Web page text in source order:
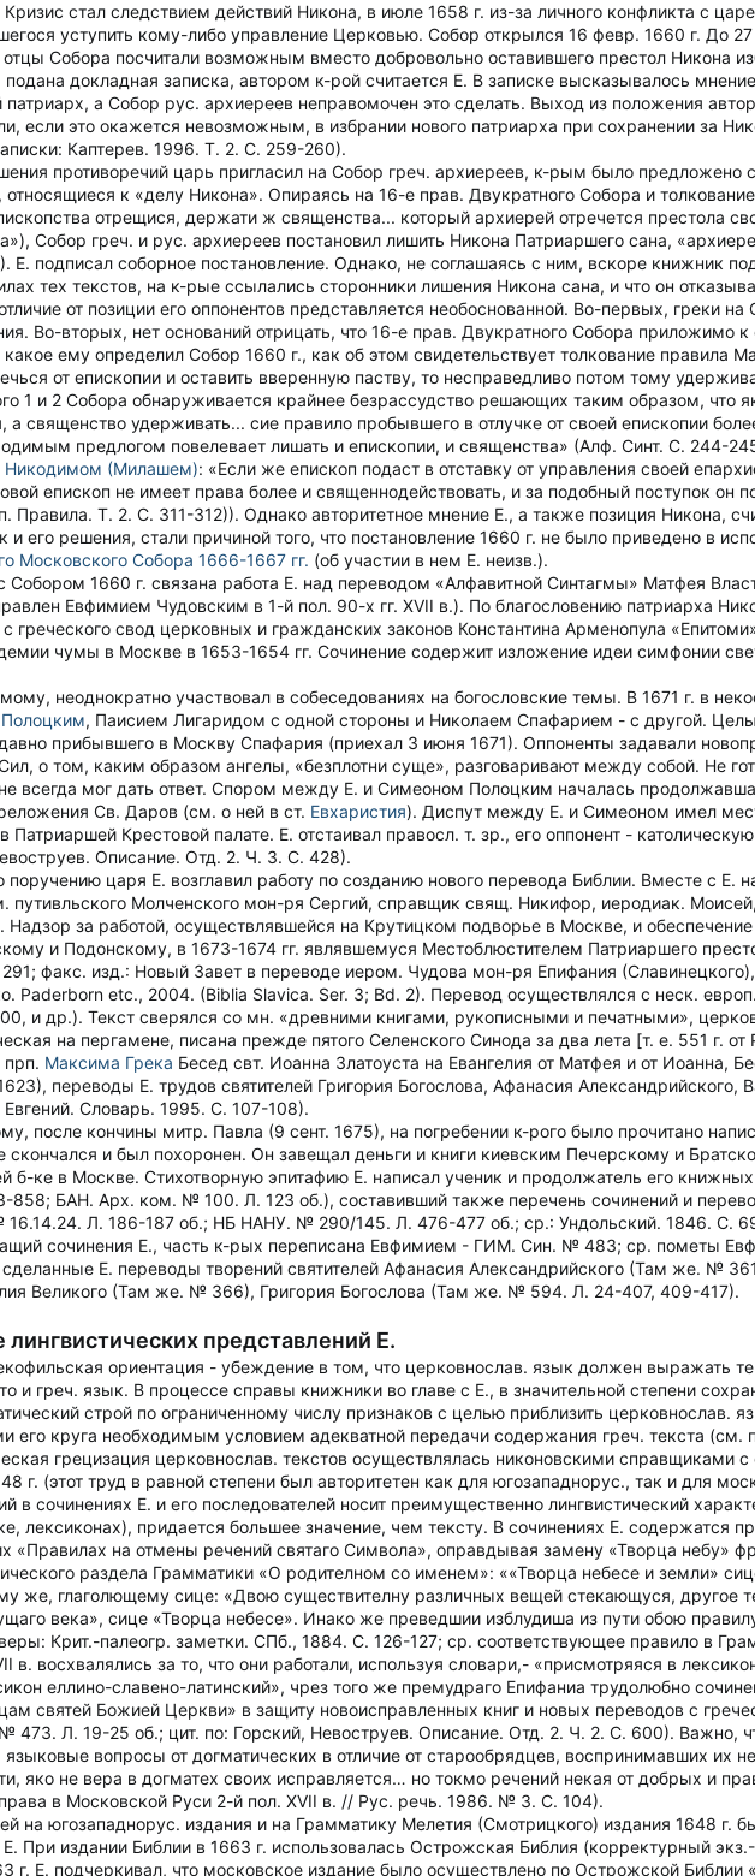
стал следствием действий Никона, в июле 1658 г. из-за личного конфликта с
уступить кому-либо управление Церковью. Собор открылся 16 февр. 1660 г. До
отцы Собора посчитали возможным вместо добровольно оставившего престол Никона
докладная записка, автором к-рой считается Е. В записке высказывалось
патриарх, а Собор рус. архиереев неправомочен это сделать. Выход из положения
если это окажется невозможным, в избрании нового патриарха при сохранении за
Каптерев. 1996. Т. 2. С. 259-260).
противоречий царь пригласил на Собор греч. архиереев, к-рым было предложено
относящиеся к «делу Никона». Опираясь на 16-е прав. Двукратного Собора и толкование
отрещися, держати ж священства... который архиерей отречется престола
Собор греч. и рус. архиереев постановил лишить Никона Патриаршего сана,
Е. подписал соборное постановление. Однако, не соглашаясь с ним, вскоре книжник
тех текстов, на к-рые ссылались сторонники лишения Никона сана, и что он
от позиции его оппонентов представляется необоснованной. Во-первых, греки
Во-вторых, нет оснований отрицать, что 16-е прав. Двукратного Собора приложимо
какое ему определил Собор 1660 г., как об этом свидетельствует толкование правила
от епископии и оставить вверенную паству, то несправедливо потом тому
1 и 2 Собора обнаруживается крайнее безрассудство решающих таким образом, что
а священство удерживать... сие правило пробывшего в отлучке от своей епископии
предлогом повелевает лишать и епископии, и священства» (Алф. Синт. С. 244-
Никодимом (Милашем): «Если же епископ подаст в отставку от управления своей
епископ не имеет права более и священнодействовать, и за подобный поступок
Правила. Т. 2. С. 311-312)). Однако авторитетное мнение Е., а также позиция Никона,
и его решения, стали причиной того, что постановление 1660 г. не было приведено в
Московского Собора 1666-1667 гг. (об участии в нем Е. неизв.).
Собором 1660 г. связана работа Е. над переводом «Алфавитной Синтагмы» Матфея
Евфимием Чудовским в 1-й пол. 90-х гг. XVII в.). По благословению патриарха
греческого свод церковных и гражданских законов Константина Арменопула
чумы в Москве в 1653-1654 гг. Сочинение содержит изложение идеи симфонии
неоднократно участвовал в собеседованиях на богословские темы. В 1671 г. в
, Паисием Лигаридом с одной стороны и Николаем Спафарием - с другой.
прибывшего в Москву Спафария (приехал 3 июня 1671). Оппоненты задавали
о том, каким образом ангелы, «безплотни суще», разговаривают между собой. Не
всегда мог дать ответ. Спором между Е. и Симеоном Полоцким началась
Св. Даров (см. о ней в ст. Евхаристия). Диспут между Е. и Симеоном имел
Патриаршей Крестовой палате. Е. отстаивал правосл. т. зр., его оппонент -
Описание. Отд. 2. Ч. 3. С. 428).
поручению царя Е. возглавил работу по созданию нового перевода Библии. Вместе с
путивльского Молченского мон-ря Сергий, справщик свящ. Никифор, иеродиак.
Надзор за работой, осуществлявшейся на Крутицком подворье в Москве, и
и Подонскому, в 1673-1674 гг. являвшемуся Местоблюстителем Патриаршего
факс. изд.: Новый Завет в переводе иером. Чудова мон-ря Епифания (Славинецкого),
Paderborn etc., 2004. (Biblia Slavica. Ser. 3; Bd. 2). Перевод осуществлялся с неск.
и др.). Текст сверялся со мн. «древними книгами, рукописными и печатными»,
на пергамене, писана прежде пятого Селенского Синода за два лета [т. е. 551 г. от
прп. Максима Грека Бесед свт. Иоанна Златоуста на Евангелия от Матфея и от Иоанна,
переводы Е. трудов святителей Григория Богослова, Афанасия
Словарь. 1995. С. 107-108).
после кончины митр. Павла (9 сент. 1675), на погребении к-рого было прочитано
скончался и был похоронен. Он завещал деньги и книги киевским Печерскому и
б-ке в Москве. Стихотворную эпитафию Е. написал ученик и продолжатель его
858; БАН. Арх. ком. № 100. Л. 123 об.), составивший также перечень сочинений и
Л. 186-187 об.; НБ НАНУ. № 290/145. Л. 476-477 об.; ср.: Ундольский. 1846. С.
сочинения Е., часть к-рых переписана Евфимием - ГИМ. Син. № 483; ср. пометы
сделанные Е. переводы творений святителей Афанасия Александрийского (Там же. №
Великого (Там же. № 366), Григория Богослова (Там же. № 594. Л. 24-407, 409-417).
лингвистических представлений Е.
ориентация - убеждение в том, что церковнослав. язык должен выражать
и греч. язык. В процессе справы книжники во главе с Е., в значительной степени
строй по ограниченному числу признаков с целью приблизить церковнослав.
его круга необходимым условием адекватной передачи содержания греч. текста (см.
грецизация церковнослав. текстов осуществлялась никоновскими справщиками
г. (этот труд в равной степени был авторитетен как для югозападнорус., так и для
в сочинениях Е. и его последователей носит преимущественно лингвистический
лексиконах), придается большее значение, чем тексту. В сочинениях Е. содержатся
«Правилах на отмены речений святаго Символа», оправдывая замену «Творца небу»
раздела Грамматики «О родителном со именем»: ««Творца небесе и земли»
же, глаголющему сице: «Двою существителну различных вещей стекающуся, другое
века», сице «Творца небесе». Инако же преведшии изблудиша из пути обою
Крит.-палеогр. заметки. СПб., 1884. С. 126-127; ср. соответствующее правило в
в. восхвалялись за то, что они работали, используя словари,- «присмотряяся в
еллино-славено-латинский», чрез того же премудраго Епифаниа трудолюбно
святей Божией Церкви» в защиту новоисправленных книг и новых переводов с
473. Л. 19-25 об.; цит. по: Горский, Невоструев. Описание. Отд. 2. Ч. 2. С. 600). Важно,
языковые вопросы от догматических в отличие от старообрядцев, воспринимавших их
яко не вера в догматех своих исправляется… но токмо речений некая от добрых и
в Московской Руси 2-й пол. XVII в. // Рус. речь. 1986. № 3. С. 104).
на югозападнорус. издания и на Грамматику Мелетия (Смотрицкого) издания 1648 г.
Е. При издании Библии в 1663 г. использовалась Острожская Библия (корректурный
г. Е. подчеркивал, что московское издание было осуществлено по Острожской